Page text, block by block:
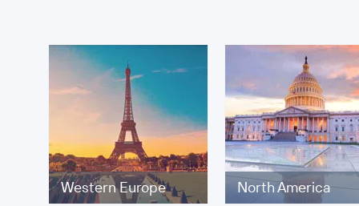
Western Europe North America